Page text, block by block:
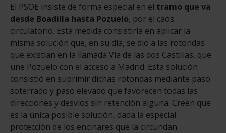
El PSOE insiste de forma especial en el tramo que va
desde Boadilla hasta Pozuelo, por el caos
circulatorio. Esta medida consistiría en aplicar la
misma solución que, en su día, se dio a las rotondas
que existían en la llamada Vía de las dos Castillas, que
une Pozuelo con el acceso a Madrid. Esta solución
consistió en suprimir dichas rotondas mediante paso
soterrado y paso elevado que favorecen todas las
direcciones y desvíos sin retención alguna. Creen que
es la única posible solución, dada la especial
protección de los encinares que la circundan.